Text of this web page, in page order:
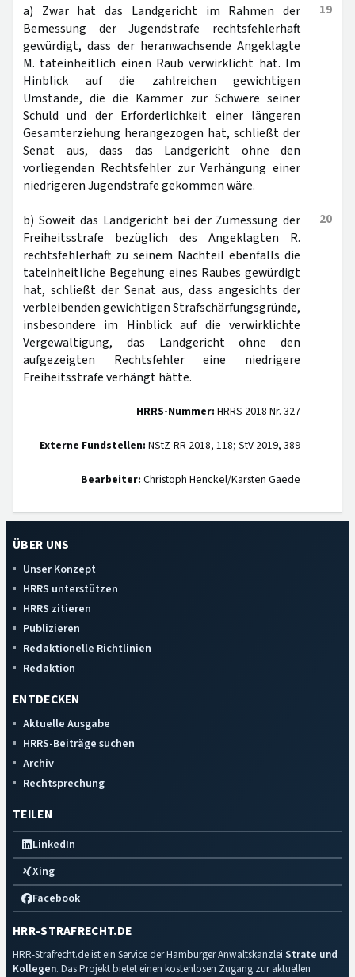
19
a) Zwar hat das Landgericht im Rahmen der
Bemessung der Jugendstrafe rechtsfehlerhaft
gewürdigt, dass der heranwachsende Angeklagte
M. tateinheitlich einen Raub verwirklicht hat. Im
Hinblick auf die zahlreichen gewichtigen
Umstände, die die Kammer zur Schwere seiner
Schuld und der Erforderlichkeit einer längeren
Gesamterziehung herangezogen hat, schließt der
Senat aus, dass das Landgericht ohne den
vorliegenden Rechtsfehler zur Verhängung einer
niedrigeren Jugendstrafe gekommen wäre.
20
b) Soweit das Landgericht bei der Zumessung der
Freiheitsstrafe bezüglich des Angeklagten R.
rechtsfehlerhaft zu seinem Nachteil ebenfalls die
tateinheitliche Begehung eines Raubes gewürdigt
hat, schließt der Senat aus, dass angesichts der
verbleibenden gewichtigen Strafschärfungsgründe,
insbesondere im Hinblick auf die verwirklichte
Vergewaltigung, das Landgericht ohne den
aufgezeigten Rechtsfehler eine niedrigere
Freiheitsstrafe verhängt hätte.
HRRS-Nummer: HRRS 2018 Nr. 327
Externe Fundstellen: NStZ-RR 2018, 118; StV 2019, 389
Bearbeiter: Christoph Henckel/Karsten Gaede
ÜBER UNS
Unser Konzept
HRRS unterstützen
HRRS zitieren
Publizieren
Redaktionelle Richtlinien
Redaktion
ENTDECKEN
Aktuelle Ausgabe
HRRS-Beiträge suchen
Archiv
Rechtsprechung
TEILEN
LinkedIn
Xing
Facebook
HRR-STRAFRECHT.DE
HRR-Strafrecht.de ist ein Service der Hamburger Anwaltskanzlei Strate und
Kollegen. Das Projekt bietet einen kostenlosen Zugang zur aktuellen